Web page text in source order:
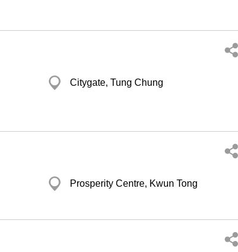
Citygate, Tung Chung
Prosperity Centre, Kwun Tong